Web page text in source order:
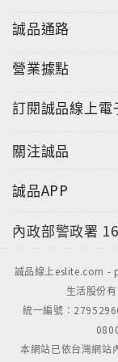
誠品通路
營業據點
訂閱誠品線上電
關注誠品
誠品APP
內政部警政署
誠品線上eslite.com -
生活股份
統一編號：
本網站已依台灣網站